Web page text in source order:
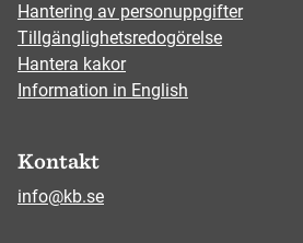
Hantering av personuppgifter
Tillgänglighetsredogörelse
Hantera kakor
Information in English
Kontakt
info@kb.se